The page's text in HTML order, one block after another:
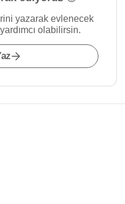
yazarak evlenecek
olabilirsin.